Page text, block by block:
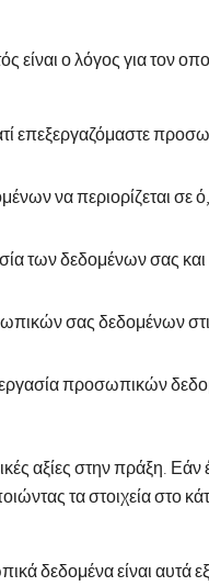
ο λόγος για τον
επεξεργαζόμαστε
να περιορίζεται σε
των δεδομένων σας και
σας δεδομένων
προσωπικών
αξίες στην πράξη. Εάν
τα στοιχεία στο
δεδομένα είναι αυτά